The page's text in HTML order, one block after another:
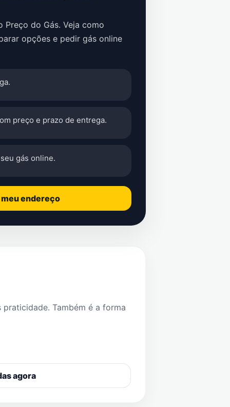
do Gás. Veja como
opções e pedir gás online
preço e prazo de entrega.
gás online.
endereço
Também é a forma
agora